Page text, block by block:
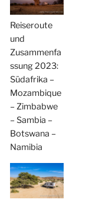
Reiseroute
und
Zusammenfa
ssung 2023:
Südafrika –
Mozambique
– Zimbabwe
– Sambia –
Botswana –
Namibia